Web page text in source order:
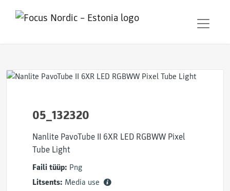
05_132320
Nanlite PavoTube II 6XR LED RGBWW Pixel
Tube Light
Faili tüüp: Png
Litsents: Media use